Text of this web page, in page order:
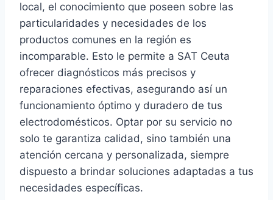
local, el conocimiento que poseen sobre las
particularidades y necesidades de los
productos comunes en la región es
incomparable. Esto le permite a SAT Ceuta
ofrecer diagnósticos más precisos y
reparaciones efectivas, asegurando así un
funcionamiento óptimo y duradero de tus
electrodomésticos. Optar por su servicio no
solo te garantiza calidad, sino también una
atención cercana y personalizada, siempre
dispuesto a brindar soluciones adaptadas a tus
necesidades específicas.